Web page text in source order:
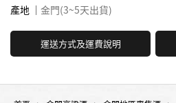
產地
金門(3~5天出貨)
運送方式及運費說明